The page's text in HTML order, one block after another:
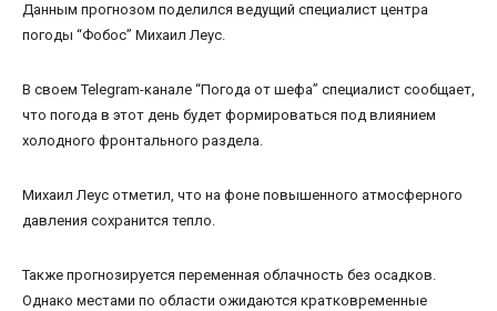
Данным прогнозом поделился ведущий специалист центра
погоды “Фобос” Михаил Леус.
В своем Telegram-канале “Погода от шефа” специалист сообщает,
что погода в этот день будет формироваться под влиянием
холодного фронтального раздела.
Михаил Леус отметил, что на фоне повышенного атмосферного
давления сохранится тепло.
Также прогнозируется переменная облачность без осадков.
Однако местами по области ожидаются кратковременные